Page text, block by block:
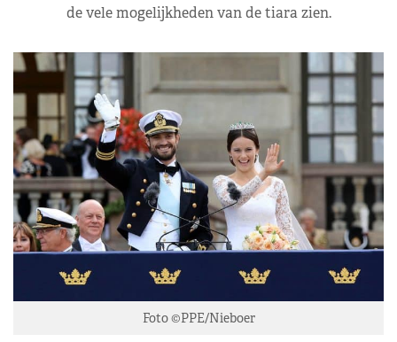
de vele mogelijkheden van de tiara zien.
Foto ©PPE/Nieboer